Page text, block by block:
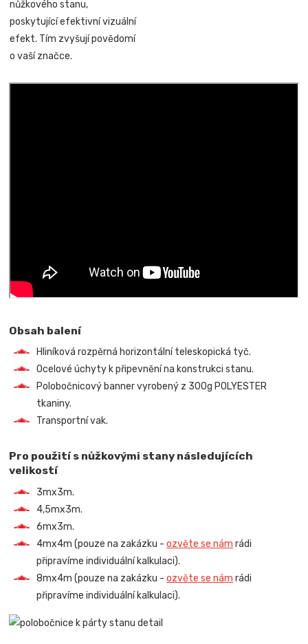
nůžkového stanu,
poskytující efektivní vizuální
efekt. Tím zvyšují povědomí
o vaší značce.
Obsah balení
Hliníková rozpěrná horizontální teleskopická tyč.
Ocelové úchyty k připevnění na konstrukci stanu.
Polobočnicový banner vyrobený z 300g POLYESTER
tkaniny.
Transportní vak.
Pro použití s nůžkovými stany následujících
velikostí
3mx3m.
4,5mx3m.
6mx3m.
4mx4m (pouze na zakázku -ozvěte se nám rádi
připravíme individuální kalkulaci).
8mx4m (pouze na zakázku -ozvěte se nám rádi
připravíme individuální kalkulaci).